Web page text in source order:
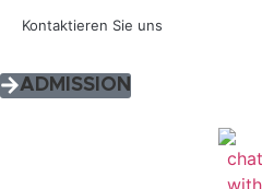
Kontaktieren Sie uns
ADMISSION